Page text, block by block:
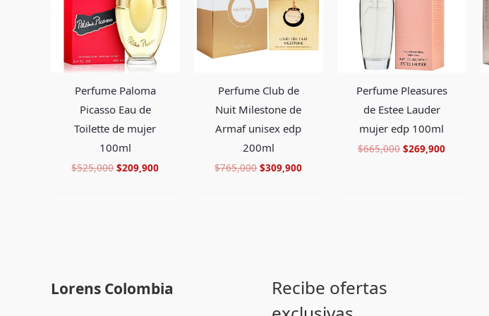
Perfume Paloma
Picasso Eau de
Toilette de mujer
100ml
$525,000 $209,900
Perfume Club de
Nuit Milestone de
Armaf unisex edp
200ml
$765,000 $309,900
Perfume Pleasures
de Estee Lauder
mujer edp 100ml
$665,000 $269,900
Lorens Colombia
Recibe ofertas